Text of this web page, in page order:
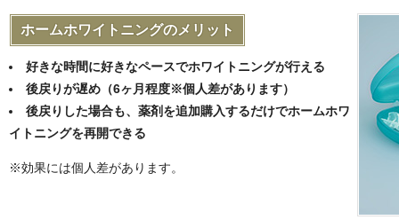
ホームホワイトニングのメリット
好きな時間に好きなペースでホワイトニングが行える
後戻りが遅め（6ヶ月程度※個人差があります）
後戻りした場合も、薬剤を追加購入するだけでホームホワ
イトニングを再開できる
※効果には個人差があります。